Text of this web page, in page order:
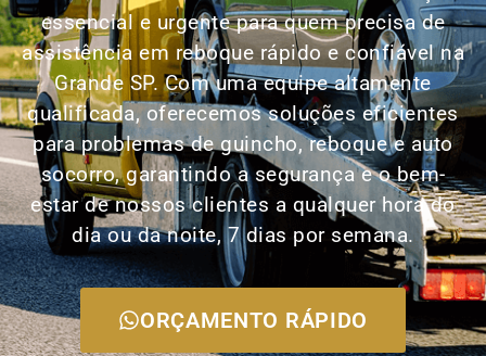
essencial e urgente para quem precisa de
assistência em reboque rápido e confiável na
Grande SP. Com uma equipe altamente
qualificada, oferecemos soluções eficientes
para problemas de guincho, reboque e auto
socorro, garantindo a segurança e o bem-
estar de nossos clientes a qualquer hora do
dia ou da noite, 7 dias por semana.
ORÇAMENTO RÁPIDO